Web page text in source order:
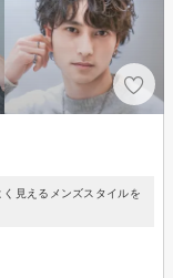
見えるメンズスタイルを